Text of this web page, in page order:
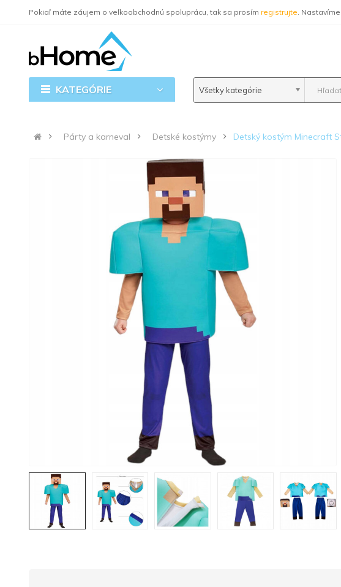
Pokiaľ máte záujem o veľkoobchodnú spoluprácu, tak sa prosím registrujte.
KATEGÓRIE Všetky kategórie
Párty a karneval Detské kostýmy Detský kostým Minecraft